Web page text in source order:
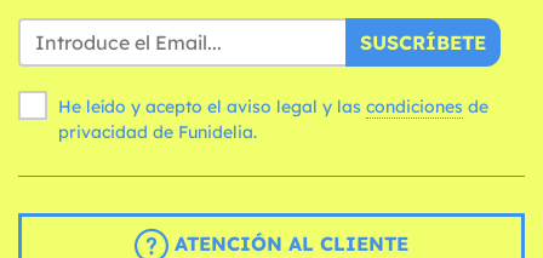
SUSCRÍBETE
He leído y acepto el aviso legal y las condiciones
privacidad de Funidelia.
ATENCIÓN AL CLIENTE